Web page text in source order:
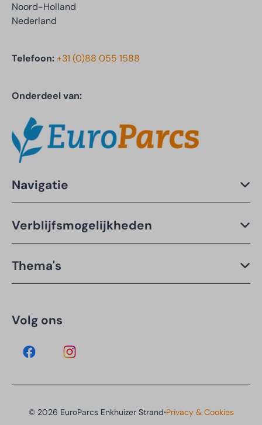
Noord-Holland
Nederland
Telefoon:+31 (0)88 055 1588
Onderdeel van:
Navigatie
Verblijfsmogelijkheden
Thema's
Volg ons
© 2026 EuroParcs Enkhuizer Strand·Privacy & Cookies